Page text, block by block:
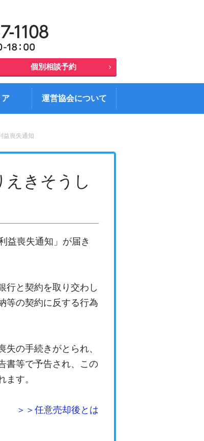
個別相談予約
ーン 質問広場
ア 運営協会について
護士の紹介
リリース
益喪失通知
えきそうし
益喪失通知」が届き
行と契約を取り交わし
等の契約に反する行為
の手続きがとられ、
書等で予告され、この
ます。
＞＞任意売却後とは